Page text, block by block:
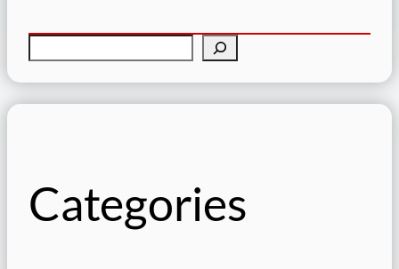
Categories